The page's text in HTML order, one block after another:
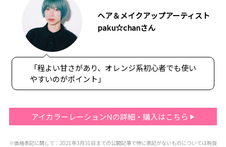
ヘア＆メイクアップアーティスト
paku☆chanさん
「程よい甘さがあり、オレンジ系初心者でも使い
やすいのがポイント」
アイカラーレーションNの詳細・購入はこちら
※価格表記に関して：2021年3月31日までの公開記事で特に表記がないものについては税抜